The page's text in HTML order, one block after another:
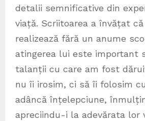
detalii semnificative din
viață. Scriitoarea a învățat
realizează fără un anume
atingerea lui este important
talanții cu care am fost
nu îi irosim, ci să îi folosim
adâncă înțelepciune,
apreciindu-i la adevărata lor